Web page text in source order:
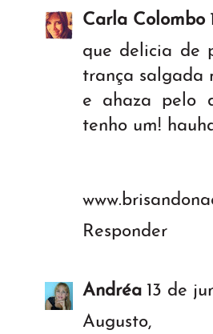
Carla Colombo
que delicia de
trança salgada
e ahaza pelo
tenho um!
Responder
Andréa 13 de
Augusto,